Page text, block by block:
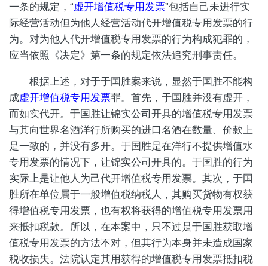
一条的规定，“虚开增值税专用发票”包括自己未进行实
际经营活动但为他人经营活动代开增值税专用发票的行
为。对为他人代开增值税专用发票的行为构成犯罪的，
应当依照《决定》第一条的规定依法追究刑事责任。
根据上述，对于于国胜案来说，显然于国胜不能构
成虚开增值税专用发票罪。首先，于国胜并没有虚开，
而如实代开。于国胜让锦实公司开具的增值税专用发票
与其向世界名酒洋行所购买的进口名酒在数量、价款上
是一致的，并没有多开。于国胜是在洋行不提供增值水
专用发票的情况下，让锦实公司开具的。于国胜的行为
实际上是让他人为己代开增值税专用发票。其次，于国
胜所在单位属于一般增值税纳税人，其购买货物有权获
得增值税专用发票，也有权将获得的增值税专用发票用
来抵扣税款。所以，在本案中，只不过是于国胜获取增
值税专用发票的方法不对，但其行为本身并未造成国家
税收损失。法院认定其用获得的增值税专用发票抵扣税